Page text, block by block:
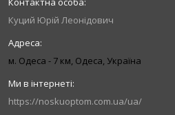
Куций Юрій Леонідович
м. Одеса - 7 км, Одеса, Україна
https://noskuoptom.com.ua/ua/